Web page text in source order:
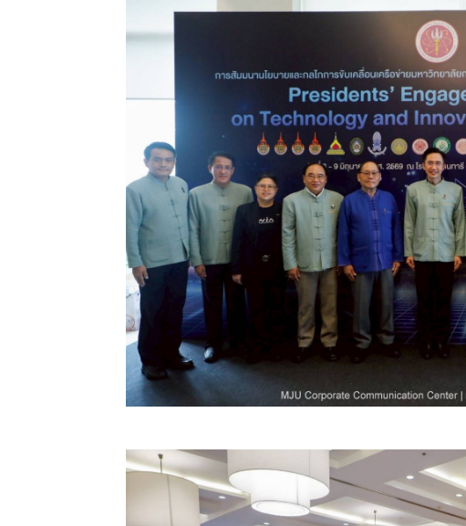
นอกจากนั้น มีกิจกรรมระดมความเห็นแนวทางการท
ระดับขีดความสามารถในการดำเนินงาน วิเคราะห์
แผนปฏิบัติการ (Action Plan) พ.ศ. 2569-2573 ขอ
วิทยาศาสตร์ วิจัยและนวัตกรรม กับศักยภาพเชิงพื้น
มหาวิทยาลัยกลุ่ม 2 ซึ่งได้มีพิธีลงนามบันทึกข้อตกล
พัฒนาความร่วมมือระหว่างมหาวิทยาลัย การยกระ
สร้างนวัตกรรมที่ตอบโจทย์การพัฒนาประเทศและเ
กลุ่ม 2 ให้สามารถขับเคลื่อนนโยบายของ อว.ได้อย่
นำไปสู่การพัฒนาระบบอุดมศึกษา วิจัย และนวัตกร
ต่อไป